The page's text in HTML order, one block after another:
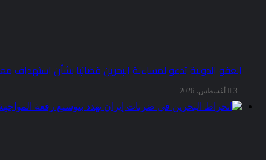
العفو الدولية تدعو لمساءلة البحرين قضائيا بشأن استهداف
3 أغسطس، 2026